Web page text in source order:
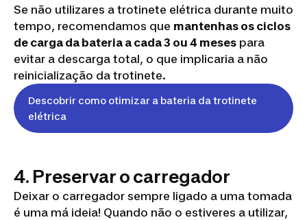
Se não utilizares a trotinete elétrica durante muito
tempo, recomendamos que mantenhas os ciclos
de carga da bateria a cada 3 ou 4 meses para
evitar a descarga total, o que implicaria a não
reinicialização da trotinete.
Descobrir como otimizar a bateria da trotinete
elétrica
4. Preservar o carregador
Deixar o carregador sempre ligado a uma tomada
é uma má ideia! Quando não o estiveres a utilizar,